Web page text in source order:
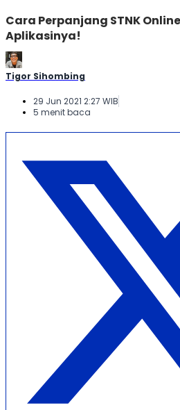
Cara Perpanjang STNK
Aplikasinya!
Tigor Sihombing
29 Jun 2021 2:27 WIB
5 menit baca